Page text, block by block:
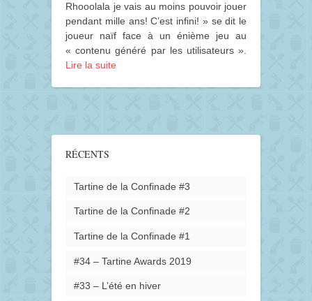
Rhooolala je vais au moins pouvoir jouer
pendant mille ans! C’est infini! » se dit le
joueur naïf face à un énième jeu au
« contenu généré par les utilisateurs ».
Lire la suite
RÉCENTS
Tartine de la Confinade #3
Tartine de la Confinade #2
Tartine de la Confinade #1
#34 – Tartine Awards 2019
#33 – L’été en hiver